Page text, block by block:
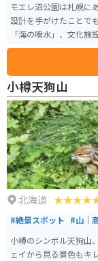
モエレ沼公園は札幌に
設計を手がけたことで
「海の噴水」、文化
くさんあり、夏はジョ
どを楽しめます。駐車
しめる場所です。
小樽天狗山
北海道
#絶景スポット #山｜
小樽のシンボル天狗山
ェイから見る景色もキ